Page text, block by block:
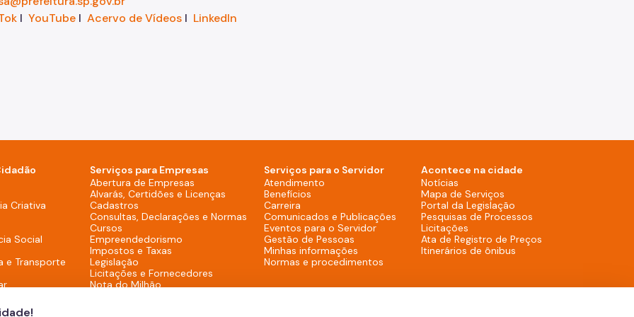
I YouTubeI Acervo de VídeosI LinkedIn
(Rodapé - Desktop)
Criativa
Social
e Transporte
Serviços para Empresas
Abertura de Empresas
Alvarás, Certidões e Licenças
Cadastros
Consultas, Declarações e Normas
Cursos
Empreendedorismo
Impostos e Taxas
Legislação
Licitações e Fornecedores
Nota do Milhão
Serviços para o Servidor
Atendimento
Benefícios
Carreira
Comunicados e Publicações
Eventos para o Servidor
Gestão de Pessoas
Minhas informações
Normas e procedimentos
Acontece na cidade
NotíciasNotícias (Rodapé - Desktop)
Mapa de ServiçosMapa de Serviços
Portal da LegislaçãoPortal da Legislação
Pesquisas de ProcessosPesquisas de
LicitaçõesLicitações (Rodapé - Desktop)
Ata de Registro de PreçosAta de Registro de
Itinerários de ônibusItinerários de ônibus